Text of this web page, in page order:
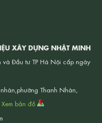
XÂY DỰNG NHẬT MINH
và Đầu tư TP Hà Nội cấp ngày
Thanh Nhàn,
Xem bản đồ